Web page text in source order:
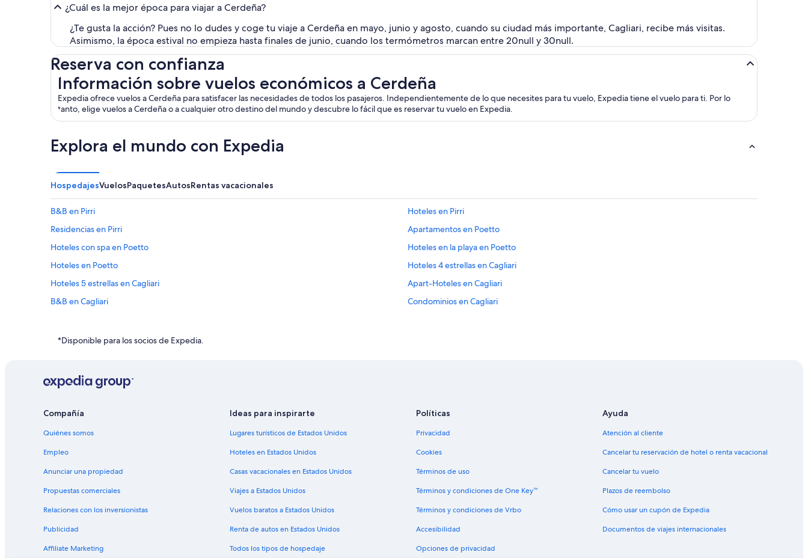
¿Cuál es la mejor época para viajar a Cerdeña?
¿Te gusta la acción? Pues no lo dudes y coge tu viaje a Cerdeña en mayo, junio y agosto, cuando su ciudad más importante, Cagliari, recibe más visitas.
Asimismo, la época estival no empieza hasta finales de junio, cuando los termómetros marcan entre 20null y 30null.
Reserva con confianza
Información sobre vuelos económicos a Cerdeña
Expedia ofrece vuelos a Cerdeña para satisfacer las necesidades de todos los pasajeros. Independientemente de lo que necesites para tu vuelo, Expedia tiene el vuelo para ti. Por lo
tanto, elige vuelos a Cerdeña o a cualquier otro destino del mundo y descubre lo fácil que es reservar tu vuelo en Expedia.
Información sobre vuelos económicos a Cerdeña
Explora el mundo con Expedia
HospedajesVuelosPaquetesAutosRentas vacacionales
B&B en Pirri
Hoteles en Pirri
Residencias en Pirri
Apartamentos en Poetto
Hoteles con spa en Poetto
Hoteles en la playa en Poetto
Hoteles en Poetto
Hoteles 4 estrellas en Cagliari
Hoteles 5 estrellas en Cagliari
Apart-Hoteles en Cagliari
B&B en Cagliari
Condominios en Cagliari
Hoteles todo incluido en Cagliari
Hoteles con restaurante en Cagliari
Hoteles gay friendly en Cagliari
Residencias en Cagliari
Hoteles cerca de Playa Poetto
*Disponible para los socios de Expedia.
Compañía
Quiénes somos
Empleo
Anunciar una propiedad
Propuestas comerciales
Relaciones con los inversionistas
Publicidad
Affiliate Marketing
Ideas para inspirarte
Lugares turísticos de Estados Unidos
Hoteles en Estados Unidos
Casas vacacionales en Estados Unidos
Viajes a Estados Unidos
Vuelos baratos a Estados Unidos
Renta de autos en Estados Unidos
Todos los tipos de hospedaje
Políticas
Privacidad
Cookies
Términos de uso
Términos y condiciones de One Key™
Términos y condiciones de Vrbo
Accesibilidad
Opciones de privacidad
Ayuda
Atención al cliente
Cancelar tu reservación de hotel o renta vacacional
Cancelar tu vuelo
Plazos de reembolso
Cómo usar un cupón de Expedia
Documentos de viajes internacionales